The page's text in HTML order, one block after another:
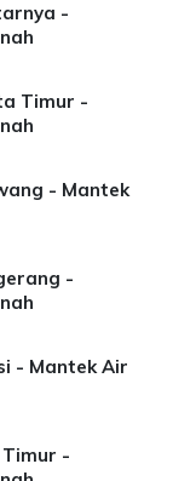
-
Timur -
- Mantek
-
- Mantek Air
Timur -